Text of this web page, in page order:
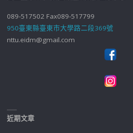
089-517502 Fax089-517799
950臺東縣臺東市大學路二段369號
nttu.eidm@gmail.com
近期文章